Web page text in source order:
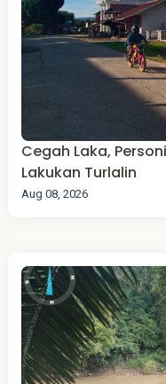
Cegah Laka,
Lakukan Turlalin
Aug 08, 2026